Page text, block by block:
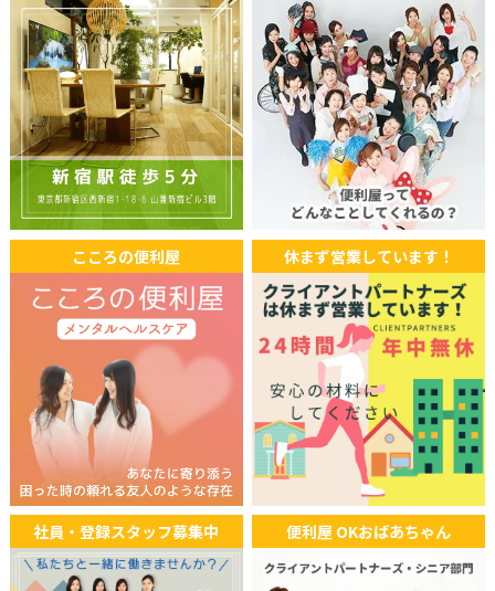
タイ王国公共放送 Thai PBS『Do Hiru』にて「OK Obaachan
(OKおばあちゃん)」が特集されました。
2025年12月09日
ラジオ
ラジオ関西 『Clip(クリップ)』にてOKおばあちゃんが紹介され
ました。
2025年10月15日
ラジオ
FM大阪「赤maru」にてクライアントパートナーズのサービス
が紹介されました。
2025年08月18日
エフエムラジオ番組「レコレール 」にてクライアントパートナ
ーズの代行サービスが紹介されました。
2025年08月07日
TV
ABEMA Prime(アベマプライム)「高齢者の仕事」にてOKおば
あちゃんが出演しました。
こころの便利屋 休まず営業しています！
社員・登録スタッフ募集中 便利屋 OKおばあちゃん